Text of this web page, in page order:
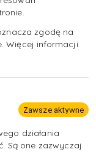
ciągłego
w okresie
zgodę na
Więcej informacji
Zawsze aktywne
działania
Są one zazwyczaj